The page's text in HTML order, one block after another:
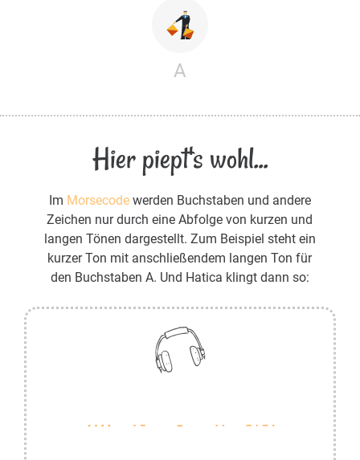
A
Hier piept's wohl...
Im Morsecodewerden Buchstaben und andere
Zeichen nur durch eine Abfolge von kurzen und
langen Tönen dargestellt. Zum Beispiel steht ein
kurzer Ton mit anschließendem langen Ton für
den Buchstaben A. Und Hatica klingt dann so: